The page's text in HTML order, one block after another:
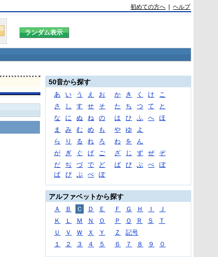
初めての方へ |ヘルプ
50音から探す
あ い う え お か き く け
こ
さ
し す せ そ た ち つ て
と
な
に ぬ ね の は ひ ふ へ
ほ
ま
み む め も や ゆ
よ
ら
り る れ ろ わ を
ん
が
ぎ ぐ げ ご ざ じ ず ぜ
ぞ
だ
ぢ づ で ど ば び ぶ べ
ぼ
ぱ
ぴ ぷ ぺ ぽ
アルファベットから探す
Ａ Ｂ Ｃ Ｄ Ｅ Ｆ Ｇ Ｈ Ｉ
Ｊ
Ｋ
Ｌ Ｍ Ｎ Ｏ Ｐ Ｑ Ｒ Ｓ
Ｔ
Ｕ
Ｖ Ｗ Ｘ Ｙ Ｚ
記号
１
２ ３ ４ ５ ６ ７ ８ ９ ０